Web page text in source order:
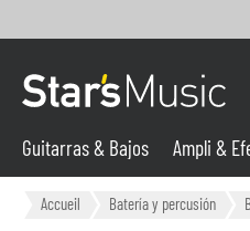
Guitarras & Bajos
Guitarras & Bajos Ampli &
Accueil Batería y percusión